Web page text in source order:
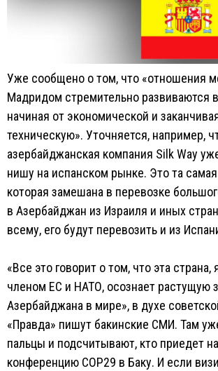
Уже сообщено о том, что «отношения
Мадридом стремительно развиваются
начиная от экономической и
техническую». Уточняется, например,
азербайджанская компания Silk Way
нишу на испанском рынке. Это та
которая замешана в перевозке
в Азербайджан из Израиля и иных
всему, его будут перевозить и из
«Все это говорит о том, что эта
членом ЕС и НАТО, осознает растущую
Азербайджана в мире», в духе
«Правда» пишут бакинские СМИ. Там
пальцы и подсчитывают, кто приедет
конференцию СОР29 в Баку. И если